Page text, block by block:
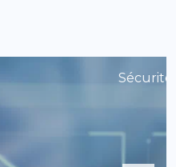
Sécurité